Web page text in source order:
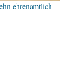
ehrenamtlich